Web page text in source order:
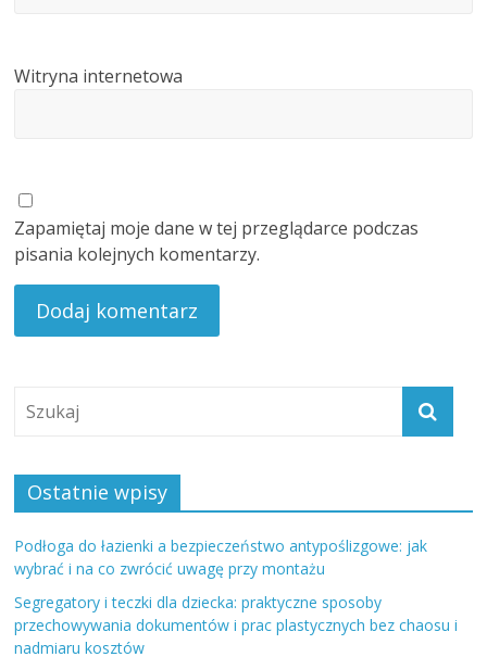
Witryna internetowa
Zapamiętaj moje dane w tej przeglądarce podczas
pisania kolejnych komentarzy.
Ostatnie wpisy
Podłoga do łazienki a bezpieczeństwo antypoślizgowe: jak
wybrać i na co zwrócić uwagę przy montażu
Segregatory i teczki dla dziecka: praktyczne sposoby
przechowywania dokumentów i prac plastycznych bez chaosu i
nadmiaru kosztów